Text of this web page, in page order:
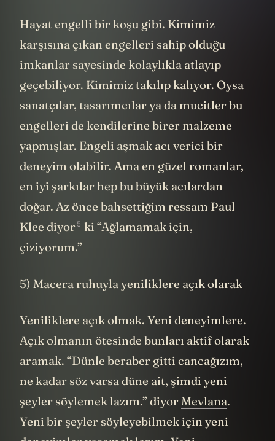
Hayat engelli bir koşu gibi. Kimimiz
karşısına çıkan engelleri sahip olduğu
imkanlar sayesinde kolaylıkla atlayıp
geçebiliyor. Kimimiz takılıp kalıyor. Oysa
sanatçılar, tasarımcılar ya da mucitler bu
engelleri de kendilerine birer malzeme
yapmışlar. Engeli aşmak acı verici bir
deneyim olabilir. Ama en güzel romanlar,
en iyi şarkılar hep bu büyük acılardan
doğar. Az önce bahsettiğim ressam Paul
Klee diyor5 ki “Ağlamamak için,
çiziyorum.”
5) Macera ruhuyla yeniliklere açık olarak
Yeniliklere açık olmak. Yeni deneyimlere.
Açık olmanın ötesinde bunları aktif olarak
aramak. “Dünle beraber gitti cancağızım,
ne kadar söz varsa düne ait, şimdi yeni
şeyler söylemek lazım.” diyorMevlana.
Yeni bir şeyler söyleyebilmek için yeni